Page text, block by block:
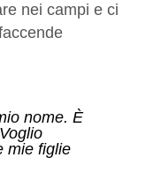
nei campi e ci
nome. È
mie figlie